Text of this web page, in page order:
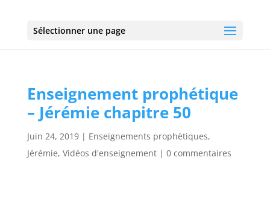
Sélectionner une page
Enseignement prophétique
– Jérémie chapitre 50
Juin 24, 2019| Enseignements prophètiques,
Jérémie, Vidéos d'enseignement| 0 commentaires